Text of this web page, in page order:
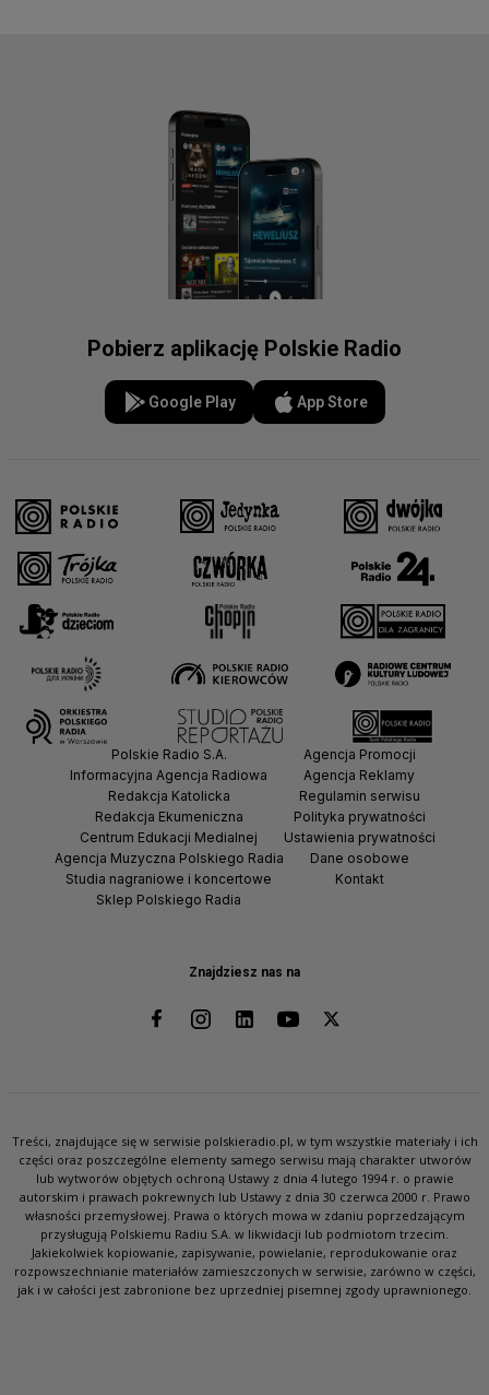
Pobierz aplikację Polskie Radio
Google Play App Store
Znajdziesz nas na
Polskie Radio S.A.
Informacyjna Agencja Radiowa
Redakcja Katolicka
Redakcja Ekumeniczna
Centrum Edukacji Medialnej
Agencja Muzyczna Polskiego Radia
Studia nagraniowe i koncertowe
Sklep Polskiego Radia
Agencja Promocji
Agencja Reklamy
Regulamin serwisu
Polityka prywatności
Ustawienia prywatności
Dane osobowe
Kontakt
Treści, znajdujące się w serwisie polskieradio.pl, w tym wszystkie materiały i ich
części oraz poszczególne elementy samego serwisu mają charakter utworów
lub wytworów objętych ochroną Ustawy z dnia 4 lutego 1994 r. o prawie
autorskim i prawach pokrewnych lub Ustawy z dnia 30 czerwca 2000 r. Prawo
własności przemysłowej. Prawa o których mowa w zdaniu poprzedzającym
przysługują Polskiemu Radiu S.A. w likwidacji lub podmiotom trzecim.
Jakiekolwiek kopiowanie, zapisywanie, powielanie, reprodukowanie oraz
rozpowszechnianie materiałów zamieszczonych w serwisie, zarówno w części,
jak i w całości jest zabronione bez uprzedniej pisemnej zgody uprawnionego.